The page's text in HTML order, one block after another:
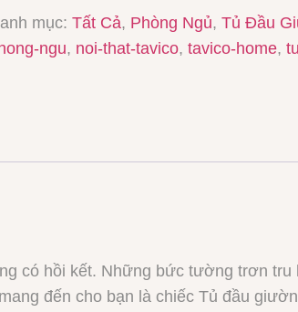
mục: Tất Cả, Phòng Ngủ, Tủ Đầu
ngu, noi-that-tavico, tavico-home,
có hồi kết. Những bức tường trơn tru
đến cho bạn là chiếc Tủ đầu